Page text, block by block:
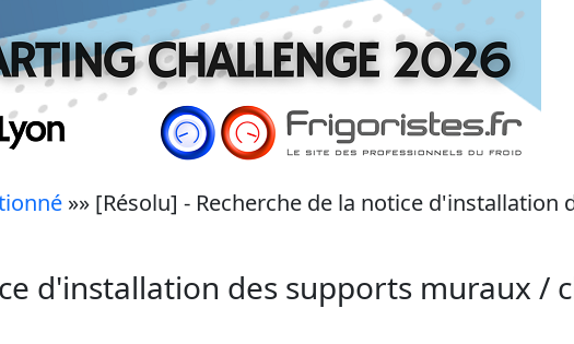
»» [Résolu] - Recherche de la notice
d'installation des supports muraux /